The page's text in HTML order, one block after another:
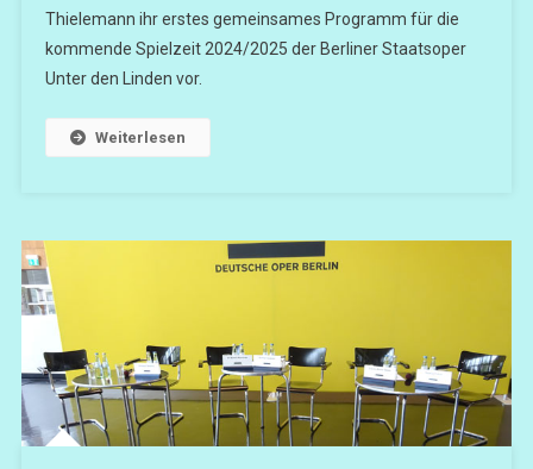
Thielemann ihr erstes gemeinsames Programm für die
kommende Spielzeit 2024/2025 der Berliner Staatsoper
Unter den Linden vor.
Weiterlesen